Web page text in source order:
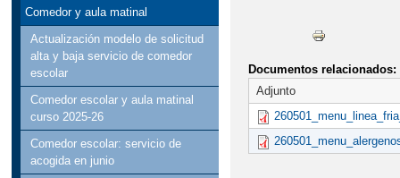
Comedor y aula matinal
Actualización modelo de solicitud
alta y baja servicio de comedor
escolar
Comedor escolar y aula matinal
curso 2025-26
Comedor escolar: servicio de
acogida en junio
Documentos relacionados:
Adjunto